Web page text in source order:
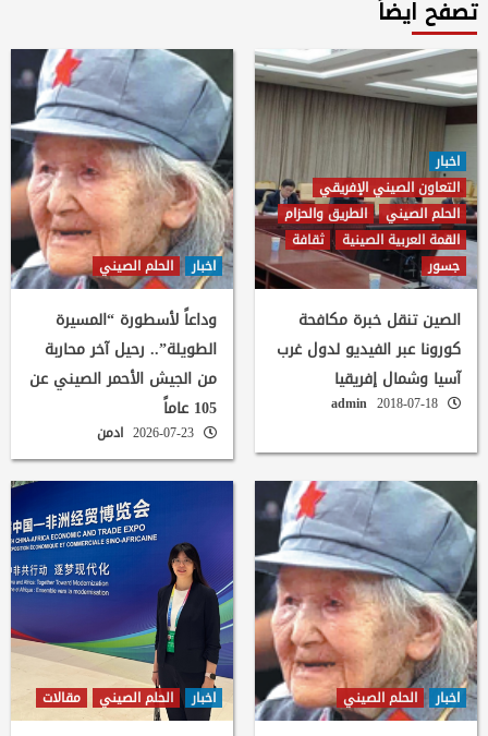
تصفح ايضاً
اخبار
التعاون الصيني الإفريقي
الحلم الصيني
الطريق والحزام
القمة العربية الصينية
ثقافة
جسور
الصين تنقل خبرة مكافحة
كورونا عبر الفيديو لدول غرب
آسيا وشمال إفريقيا
admin
اخبار الحلم الصيني
وداعاً لأسطورة “المسيرة
الطويلة”.. رحيل آخر محاربة
من الجيش الأحمر الصيني عن
105 عاماً
ادمن
اخبار الحلم الصيني اخبار الحلم الصيني مقالات